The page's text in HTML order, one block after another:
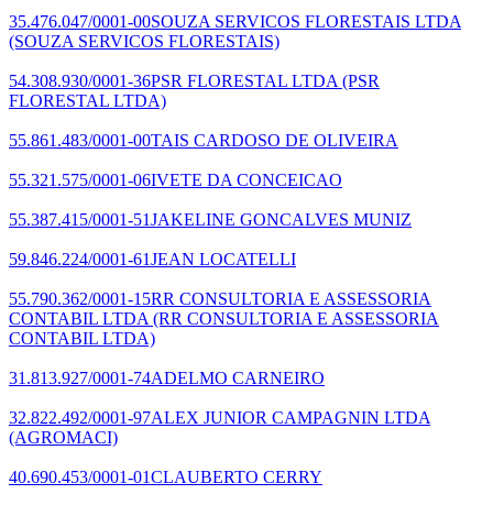
35.476.047/0001-00SOUZA SERVICOS FLORESTAIS LTDA
(SOUZA SERVICOS FLORESTAIS)
54.308.930/0001-36PSR FLORESTAL LTDA (PSR
FLORESTAL LTDA)
55.861.483/0001-00TAIS CARDOSO DE OLIVEIRA
55.321.575/0001-06IVETE DA CONCEICAO
55.387.415/0001-51JAKELINE GONCALVES MUNIZ
59.846.224/0001-61JEAN LOCATELLI
55.790.362/0001-15RR CONSULTORIA E ASSESSORIA
CONTABIL LTDA (RR CONSULTORIA E ASSESSORIA
CONTABIL LTDA)
31.813.927/0001-74ADELMO CARNEIRO
32.822.492/0001-97ALEX JUNIOR CAMPAGNIN LTDA
(AGROMACI)
40.690.453/0001-01CLAUBERTO CERRY